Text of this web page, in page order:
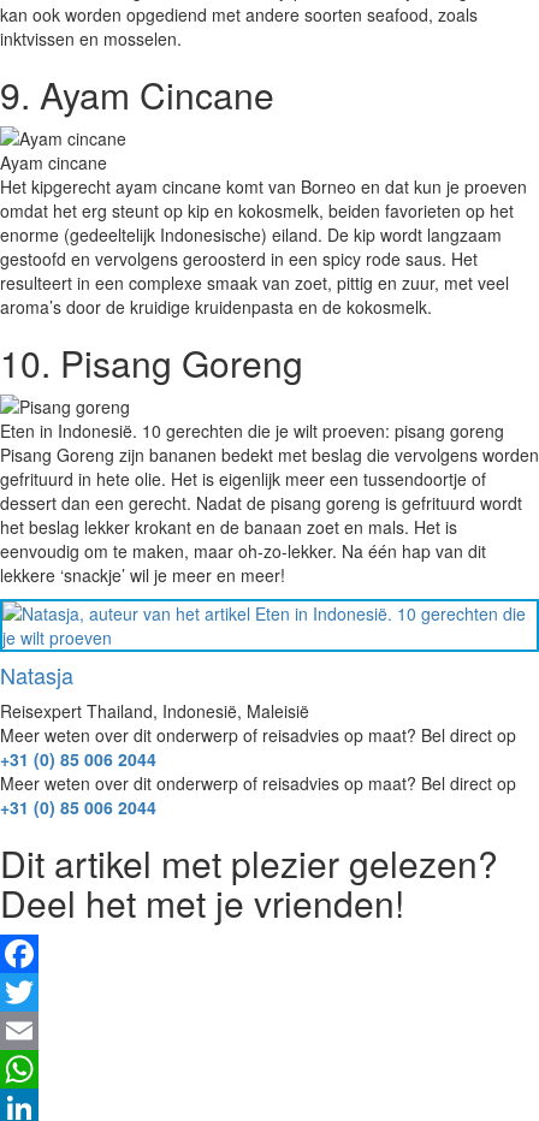
kan ook worden opgediend met andere soorten seafood, zoals
inktvissen en mosselen.
9. Ayam Cincane
Ayam cincane
Het kipgerecht ayam cincane komt van Borneo en dat kun je proeven
omdat het erg steunt op kip en kokosmelk, beiden favorieten op het
enorme (gedeeltelijk Indonesische) eiland. De kip wordt langzaam
gestoofd en vervolgens geroosterd in een spicy rode saus. Het
resulteert in een complexe smaak van zoet, pittig en zuur, met veel
aroma’s door de kruidige kruidenpasta en de kokosmelk.
10. Pisang Goreng
Eten in Indonesië. 10 gerechten die je wilt proeven: pisang goreng
Pisang Goreng zijn bananen bedekt met beslag die vervolgens worden
gefrituurd in hete olie. Het is eigenlijk meer een tussendoortje of
dessert dan een gerecht. Nadat de pisang goreng is gefrituurd wordt
het beslag lekker krokant en de banaan zoet en mals. Het is
eenvoudig om te maken, maar oh-zo-lekker. Na één hap van dit
lekkere ‘snackje’ wil je meer en meer!
Natasja
Reisexpert Thailand, Indonesië, Maleisië
Meer weten over dit onderwerp of reisadvies op maat? Bel direct op
+31 (0) 85 006 2044
Meer weten over dit onderwerp of reisadvies op maat? Bel direct op
+31 (0) 85 006 2044
Dit artikel met plezier gelezen?
Deel het met je vrienden!
Facebook
Twitter
Email
WhatsApp